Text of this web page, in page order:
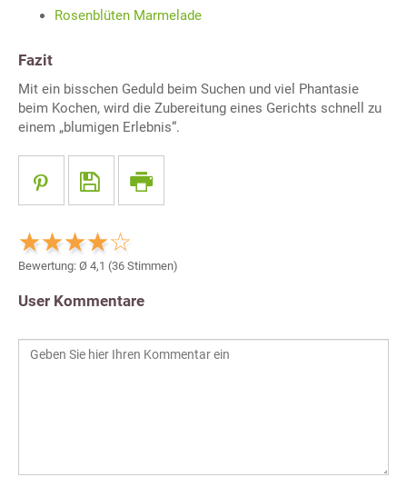
Rosenblüten Marmelade
Fazit
Mit ein bisschen Geduld beim Suchen und viel Phantasie
beim Kochen, wird die Zubereitung eines Gerichts schnell zu
einem „blumigen Erlebnis“.
Bewertung: Ø 4,1 (36 Stimmen)
User Kommentare